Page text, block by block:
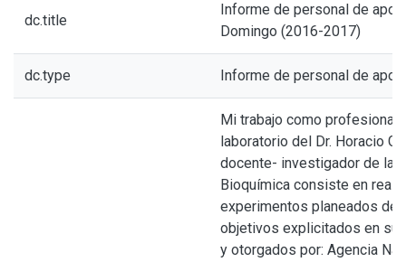
dc.title
Informe de personal de
Domingo (2016-2017)
dc.type Informe de personal de
Mi trabajo como profesional
laboratorio del Dr. Horacio
docente- investigador de la
Bioquímica consiste en
experimentos planeados de
objetivos explicitados en
y otorgados por: Agencia